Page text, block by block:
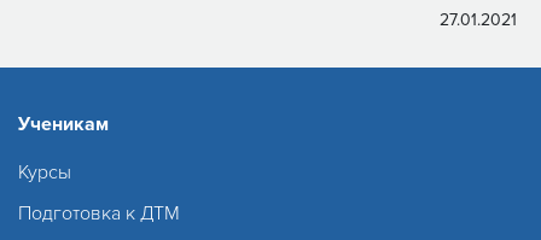
27.01.2021
Ученикам
Курсы
Подготовка к ДТМ